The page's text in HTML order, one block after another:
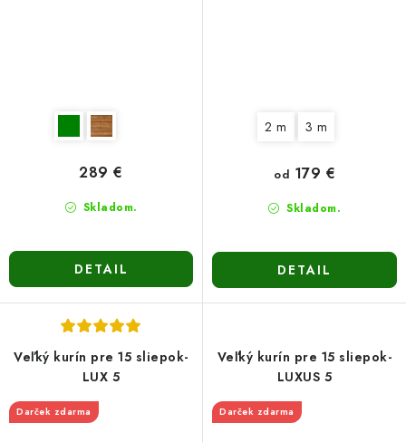
Skladom.
289 €
DETAIL
2 m 3 m
Skladom.
od 179 €
DETAIL
Veľký kurín pre 15 sliepok-
LUX 5
Darček zdarma
Veľký kurín pre 15 sliepok-
LUXUS 5
Darček zdarma